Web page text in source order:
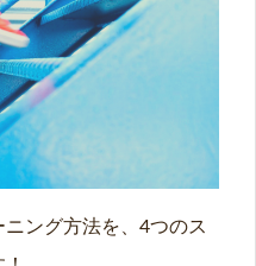
ング方法を、4つのス